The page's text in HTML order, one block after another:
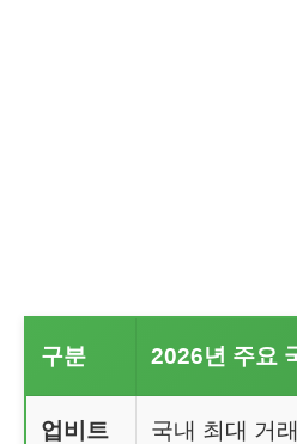
구분 2026년 주요
업비트
국내 최대 거